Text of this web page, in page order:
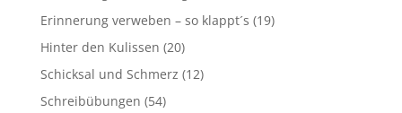
Erinnerung verweben – so klappt´s (19)
Hinter den Kulissen (20)
Schicksal und Schmerz (12)
Schreibübungen (54)